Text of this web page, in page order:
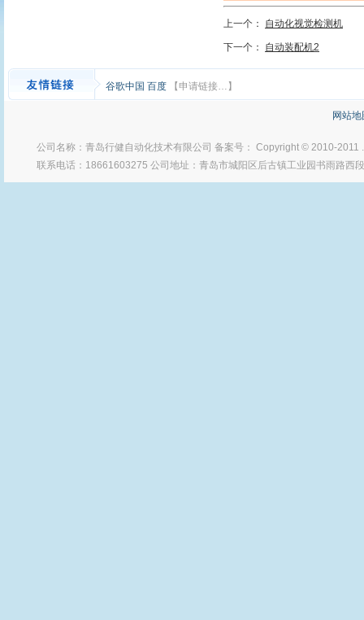
上一个： 自动化视觉检测机
下一个： 自动装配机2
谷歌中国 百度 【申请链接…】
网站地
公司名称：青岛行健自动化技术有限公司 备案号： Copyright © 2010-2011
联系电话：18661603275 公司地址：青岛市城阳区后古镇工业园书雨路西